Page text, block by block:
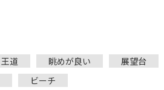
王道 眺めが良い
展望台
ビーチ